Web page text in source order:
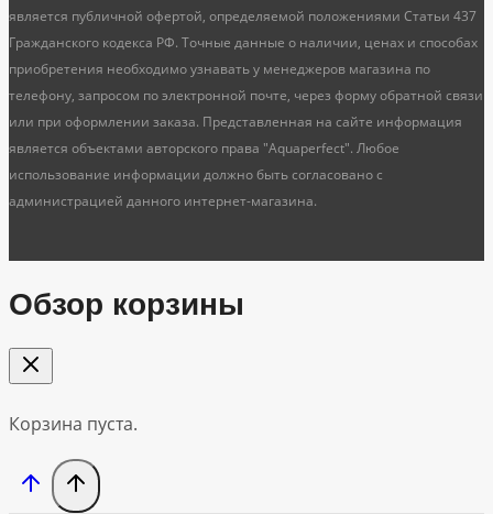
является публичной офертой, определяемой положениями Статьи 437
Гражданского кодекса РФ. Точные данные о наличии, ценах и способах
приобретения необходимо узнавать у менеджеров магазина по
телефону, запросом по электронной почте, через форму обратной связи
или при оформлении заказа. Представленная на сайте информация
является объектами авторского права "Aquaperfect". Любое
использование информации должно быть согласовано с
администрацией данного интернет-магазина.
Обзор корзины
Корзина пуста.